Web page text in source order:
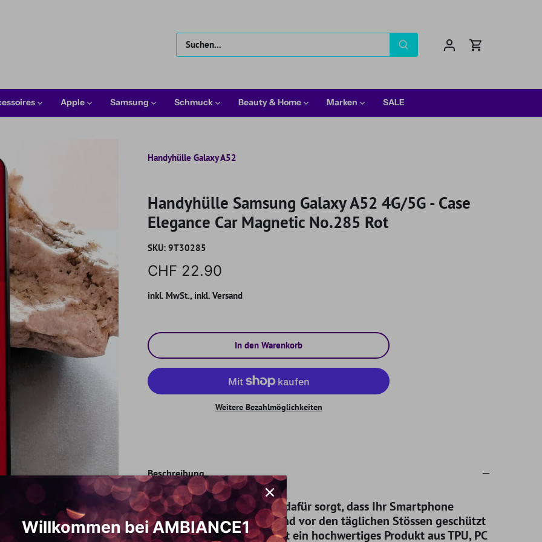
Apple Samsung Schmuck Beauty & Home Marken SALE
Handyhülle Galaxy A52
Handyhülle Samsung Galaxy A52 4G/5G - Case
Elegance Car Magnetic No.285 Rot
SKU: 9T30285
CHF 22.90
inkl. MwSt., inkl. Versand
In den Warenkorb
Weitere Bezahlmöglichkeiten
Beschreibung
Ein zeitloser Klassiker, der dafür sorgt, dass Ihr Smartphone
perfekt in der Hülle sitzt und vor den täglichen Stössen geschützt
ist. Diese Elegance-Hülle ist ein hochwertiges Produkt aus TPU, PC
Willkommen bei AMBIANCE1